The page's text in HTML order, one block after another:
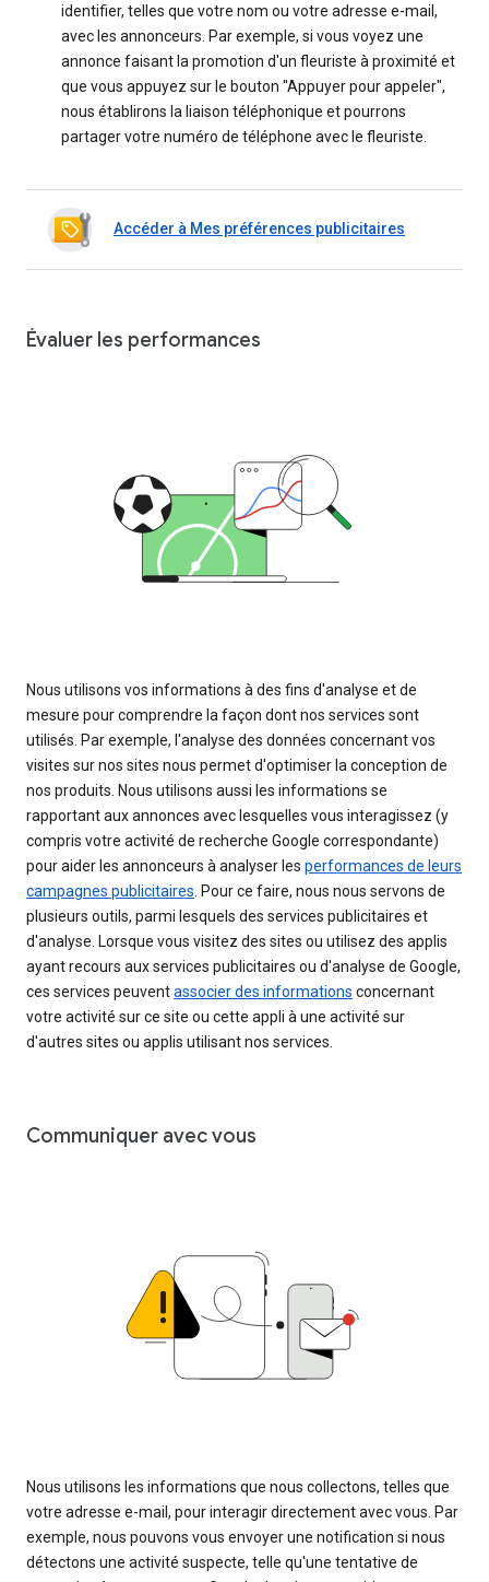
identifier, telles que votre nom ou votre adresse e-mail,
avec les annonceurs. Par exemple, si vous voyez une
annonce faisant la promotion d'un fleuriste à proximité et
que vous appuyez sur le bouton "Appuyer pour appeler",
nous établirons la liaison téléphonique et pourrons
partager votre numéro de téléphone avec le fleuriste.
Accéder à Mes préférences publicitaires
Évaluer les performances
Nous utilisons vos informations à des fins d'analyse et de
mesure pour comprendre la façon dont nos services sont
utilisés. Par exemple, l'analyse des données concernant vos
visites sur nos sites nous permet d'optimiser la conception de
nos produits. Nous utilisons aussi les informations se
rapportant aux annonces avec lesquelles vous interagissez (y
compris votre activité de recherche Google correspondante)
pour aider les annonceurs à analyser les performances de leurs
campagnes publicitaires. Pour ce faire, nous nous servons de
plusieurs outils, parmi lesquels des services publicitaires et
d'analyse. Lorsque vous visitez des sites ou utilisez des applis
ayant recours aux services publicitaires ou d'analyse de Google,
ces services peuventassocier des informations concernant
votre activité sur ce site ou cette appli à une activité sur
d'autres sites ou applis utilisant nos services.
Communiquer avec vous
Nous utilisons les informations que nous collectons, telles que
votre adresse e-mail, pour interagir directement avec vous. Par
exemple, nous pouvons vous envoyer une notification si nous
détectons une activité suspecte, telle qu'une tentative de